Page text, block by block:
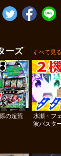
ーズ
すべて見
の超荒
水瀬・フ
波バスタ